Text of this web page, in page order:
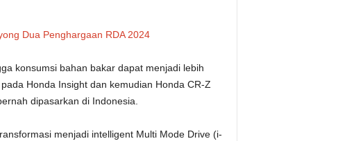
Dua Penghargaan RDA 2024
konsumsi bahan bakar dapat menjadi lebih
Honda Insight dan kemudian Honda CR-Z
dipasarkan di Indonesia.
menjadi intelligent Multi Mode Drive (i-